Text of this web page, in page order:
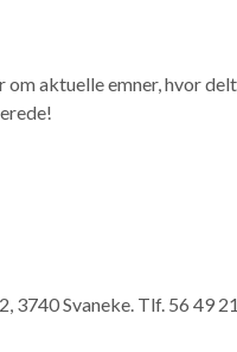
aktuelle emner, hvor
3740 Svaneke. Tlf. 56 49